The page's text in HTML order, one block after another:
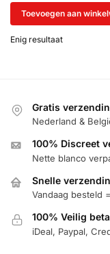
Toevoegen aan
Enig resultaat
Gratis
Nederland &
100% Discreet
Nette blanco
Snelle
Vandaag besteld
100% Veilig
iDeal, Paypal,